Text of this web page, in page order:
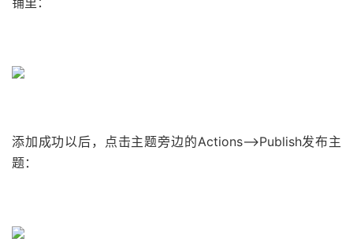
添加成功以后，点击主题旁边的Actions–>Publish发布主
题：